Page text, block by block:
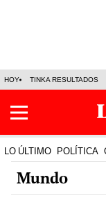
HOY TINKA RESULTADOS
LO ÚLTIMO POLÍTICA
Mundo